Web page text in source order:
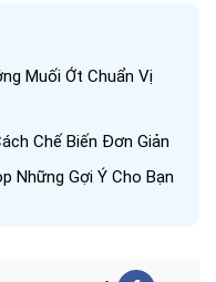
Muối Ớt Chuẩn Vị
Chế Biến Đơn Giản
Những Gợi Ý Cho Bạn